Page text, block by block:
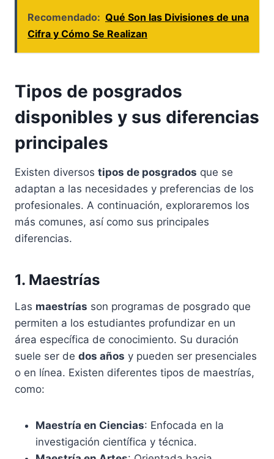
Recomendado: Qué Son las Divisiones de una
Cifra y Cómo Se Realizan
Tipos de posgrados
disponibles y sus diferencias
principales
Existen diversos tipos de posgrados que se
adaptan a las necesidades y preferencias de los
profesionales. A continuación, exploraremos los
más comunes, así como sus principales
diferencias.
1. Maestrías
Las maestrías son programas de posgrado que
permiten a los estudiantes profundizar en un
área específica de conocimiento. Su duración
suele ser de dos años y pueden ser presenciales
o en línea. Existen diferentes tipos de maestrías,
como:
Maestría en Ciencias: Enfocada en la
investigación científica y técnica.